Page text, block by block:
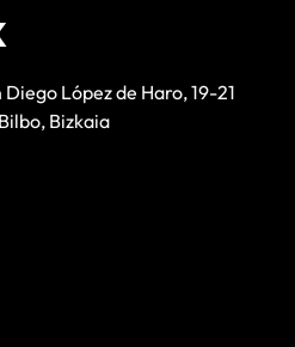
López de Haro, 19-21
Bizkaia